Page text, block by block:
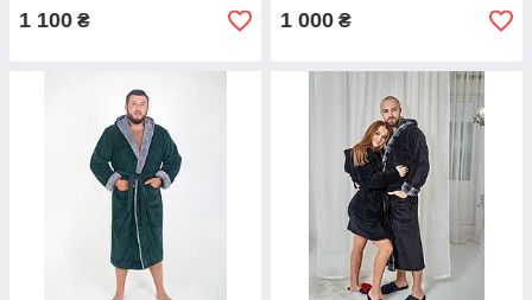
1 100 ₴ 1 000 ₴